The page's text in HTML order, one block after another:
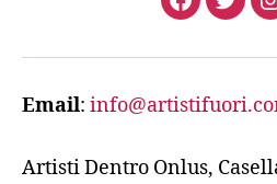
Facebook
Email:
Artisti Dentro Onlus,